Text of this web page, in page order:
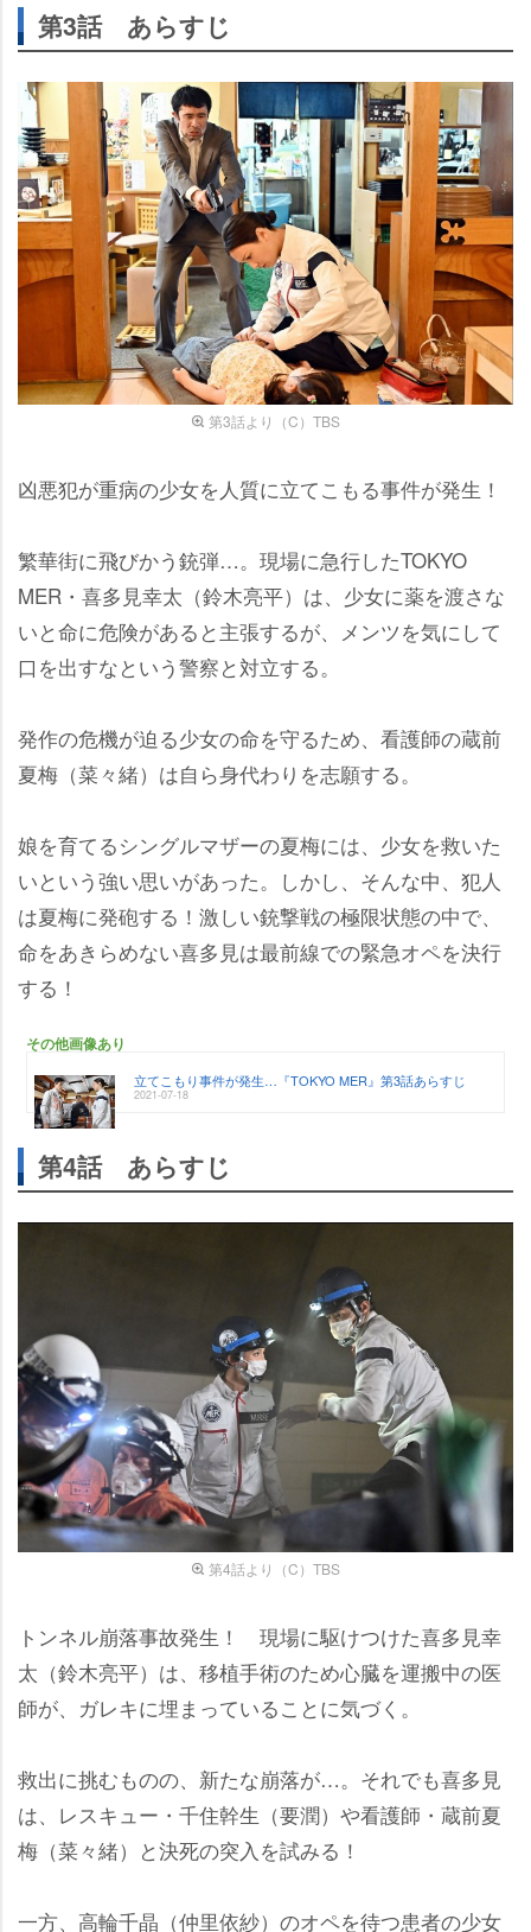
第3話 あらすじ
第3話より（C）TBS
凶悪犯が重病の少女を人質に立てこもる事件が発生！
繁華街に飛びかう銃弾…。現場に急行したTOKYO
MER・喜多見幸太（鈴木亮平）は、少女に薬を渡さな
いと命に危険があると主張するが、メンツを気にして
口を出すなという警察と対立する。
発作の危機が迫る少女の命を守るため、看護師の蔵前
夏梅（菜々緒）は自ら身代わりを志願する。
娘を育てるシングルマザーの夏梅には、少女を救いた
いという強い思いがあった。しかし、そんな中、犯人
は夏梅に発砲する！激しい銃撃戦の極限状態の中で、
命をあきらめない喜多見は最前線での緊急オペを決行
する！
その他画像あり
立てこもり事件が発生…『TOKYO MER』第3話あらすじ
2021-07-18
第4話 あらすじ
第4話より（C）TBS
トンネル崩落事故発生！ 現場に駆けつけた喜多見幸
太（鈴木亮平）は、移植手術のため心臓を運搬中の医
師が、ガレキに埋まっていることに気づく。
救出に挑むものの、新たな崩落が…。それでも喜多見
は、レスキュー・千住幹生（要潤）や看護師・蔵前夏
梅（菜々緒）と決死の突入を試みる！
一方、高輪千晶（仲里依紗）のオペを待つ患者の少女